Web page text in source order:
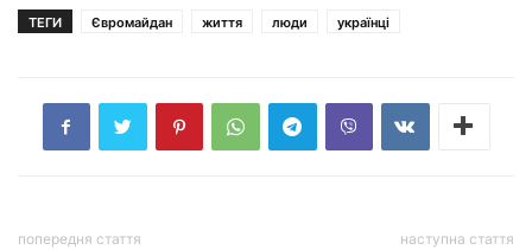
ТЕГИ Євромайдан життя люди українці
попередня стаття наступна стаття